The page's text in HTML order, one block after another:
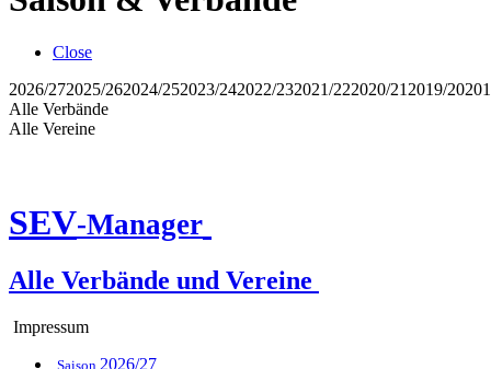
Close
2026/272025/262024/252023/242022/232021/222020/21 2019/20
Alle Verbände
Alle Vereine
SEV-Manager
Alle Verbände und Vereine
Impressum
Saison 2026/27